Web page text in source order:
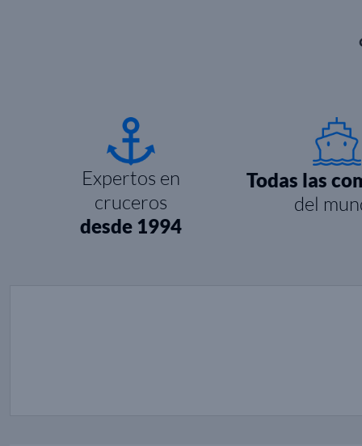
Expertos en
cruceros
desde 1994
Todas las
del